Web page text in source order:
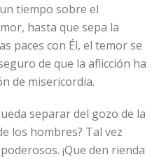
tiempo sobre el
hasta que sepa la
paces con Él, el temor se
de que la aflicción ha
de misericordia.
separar del gozo de la
los hombres? Tal vez
¡Que den rienda